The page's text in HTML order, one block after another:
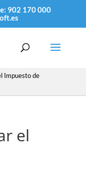
902 170 000
Impuesto de
el